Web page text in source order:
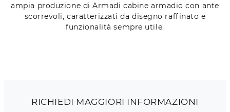
ampia produzione di Armadi cabine armadio con ante
scorrevoli, caratterizzati da disegno raffinato e
funzionalità sempre utile.
RICHIEDI MAGGIORI INFORMAZIONI